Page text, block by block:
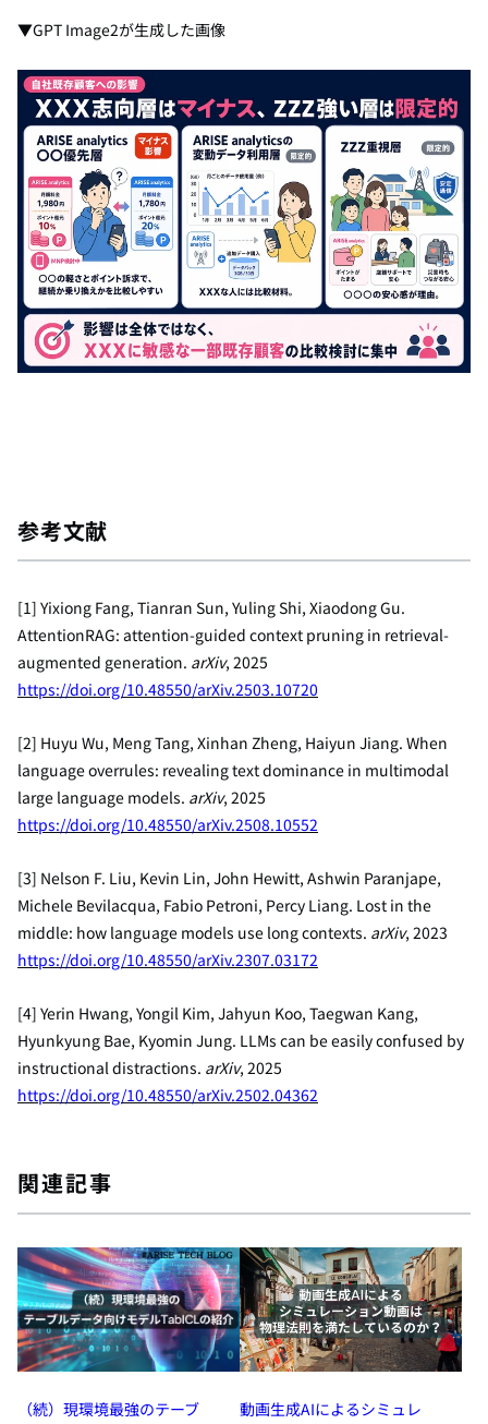
▼GPT Image2が生成した画像
参考文献
[1] Yixiong Fang, Tianran Sun, Yuling Shi, Xiaodong Gu.
AttentionRAG: attention-guided context pruning in retrieval-
augmented generation. arXiv, 2025
https://doi.org/10.48550/arXiv.2503.10720
[2] Huyu Wu, Meng Tang, Xinhan Zheng, Haiyun Jiang. When
language overrules: revealing text dominance in multimodal
large language models. arXiv, 2025
https://doi.org/10.48550/arXiv.2508.10552
[3] Nelson F. Liu, Kevin Lin, John Hewitt, Ashwin Paranjape,
Michele Bevilacqua, Fabio Petroni, Percy Liang. Lost in the
middle: how language models use long contexts. arXiv, 2023
https://doi.org/10.48550/arXiv.2307.03172
[4] Yerin Hwang, Yongil Kim, Jahyun Koo, Taegwan Kang,
Hyunkyung Bae, Kyomin Jung. LLMs can be easily confused by
instructional distractions. arXiv, 2025
https://doi.org/10.48550/arXiv.2502.04362
関連記事
（続）現環境最強のテーブ
動画生成AIによるシミュレ